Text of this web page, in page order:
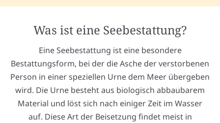
Was ist eine Seebestattung?
Eine Seebestattung ist eine besondere
Bestattungsform, bei der die Asche der verstorbenen
Person in einer speziellen Urne dem Meer übergeben
wird. Die Urne besteht aus biologisch abbaubarem
Material und löst sich nach einiger Zeit im Wasser
auf. Diese Art der Beisetzung findet meist in